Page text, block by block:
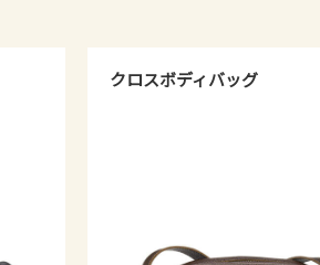
クロスボディバッグ